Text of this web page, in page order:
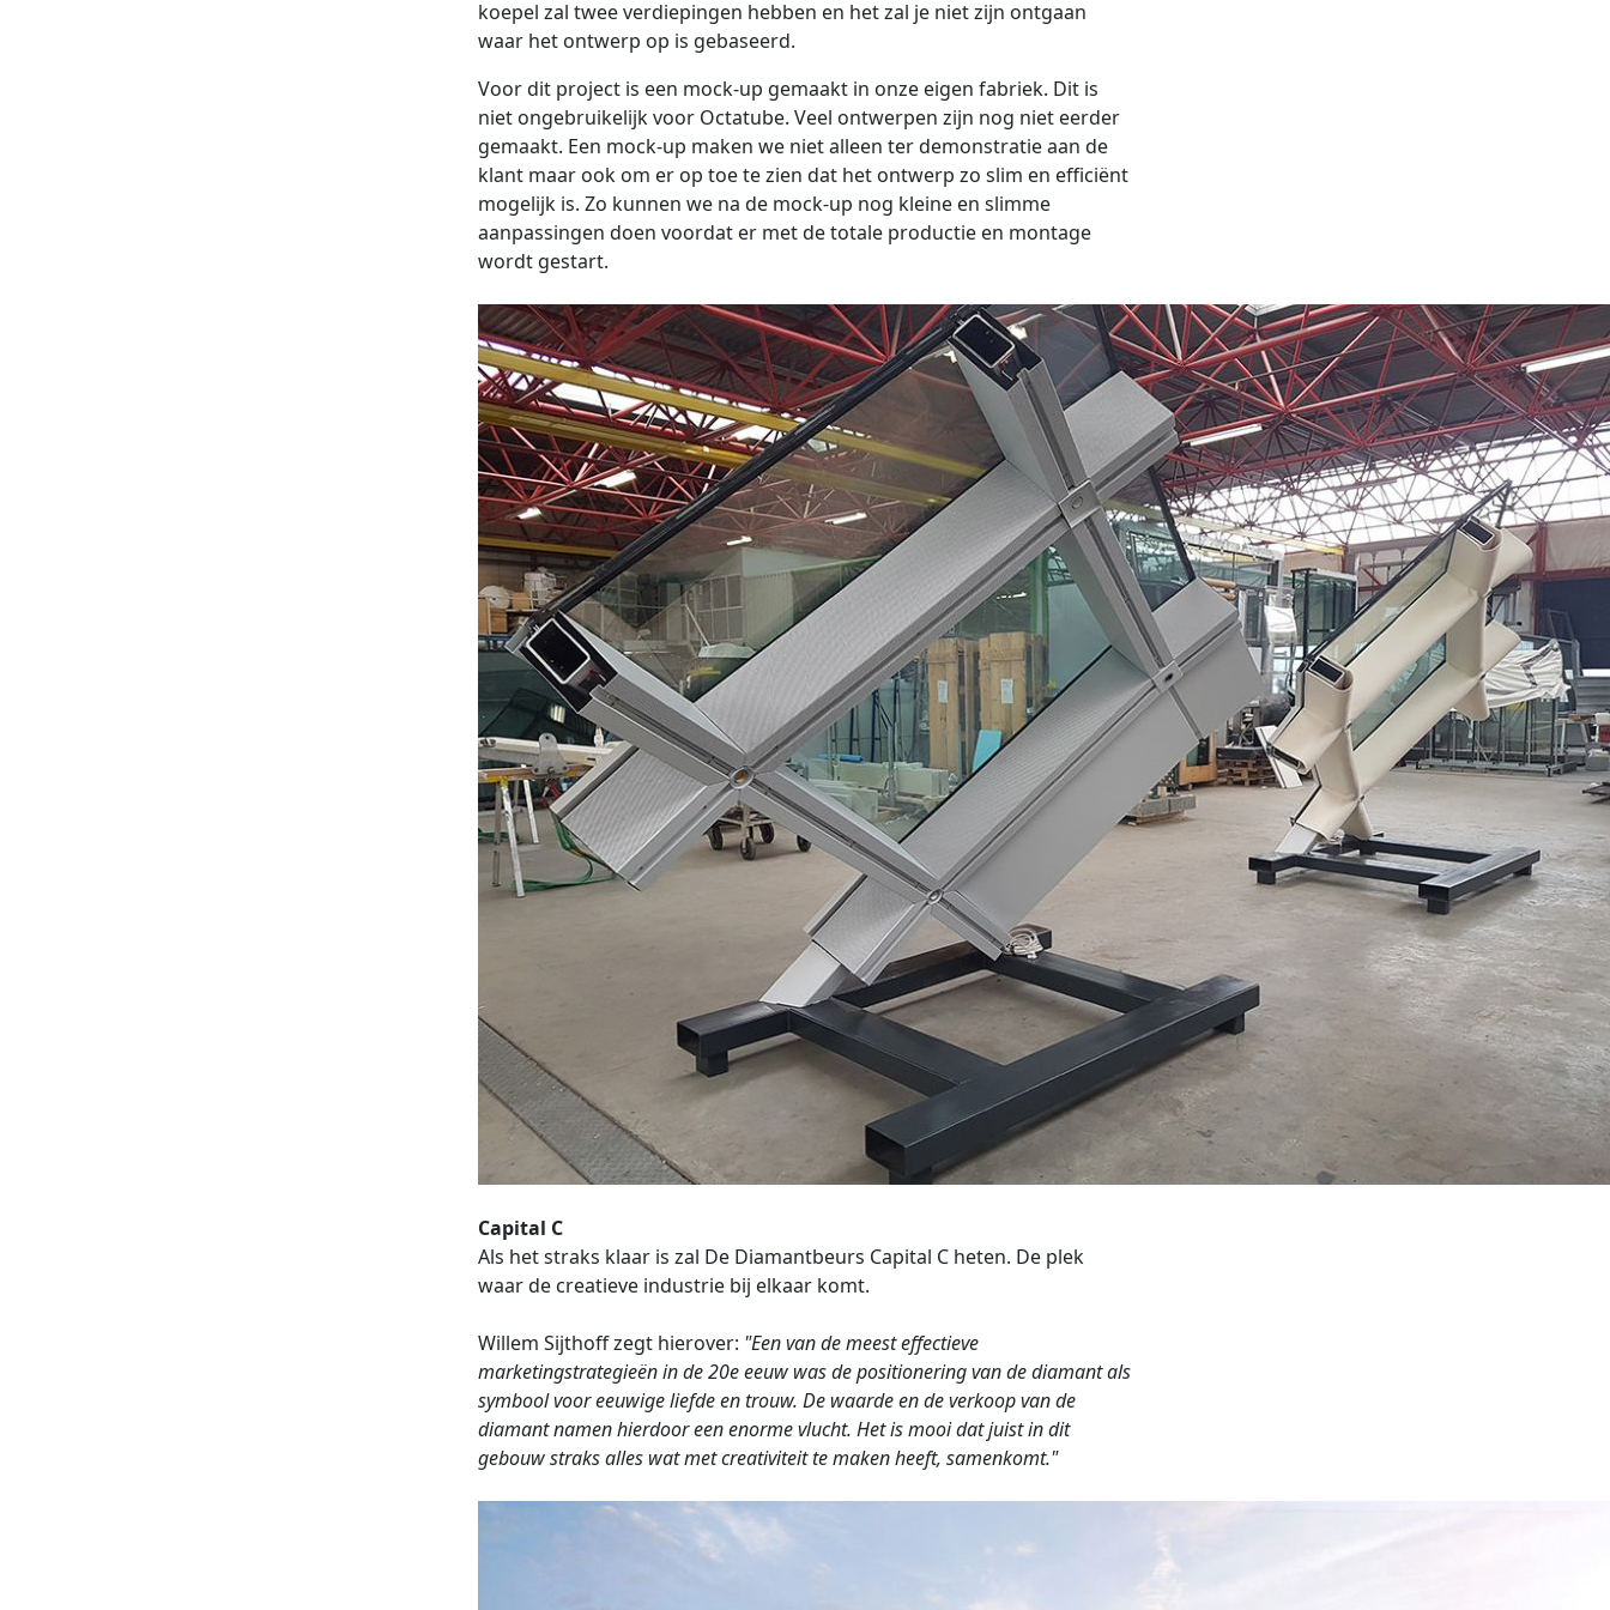
koepel zal twee verdiepingen hebben en het zal je niet zijn ontgaan
waar het ontwerp op is gebaseerd.
Voor dit project is een mock-up gemaakt in onze eigen fabriek. Dit is
niet ongebruikelijk voor Octatube. Veel ontwerpen zijn nog niet eerder
gemaakt. Een mock-up maken we niet alleen ter demonstratie aan de
klant maar ook om er op toe te zien dat het ontwerp zo slim en efficiënt
mogelijk is. Zo kunnen we na de mock-up nog kleine en slimme
aanpassingen doen voordat er met de totale productie en montage
wordt gestart.
Capital C
Als het straks klaar is zal De Diamantbeurs Capital C heten. De plek
waar de creatieve industrie bij elkaar komt.
Willem Sijthoff zegt hierover: "Een van de meest effectieve
marketingstrategieën in de 20e eeuw was de positionering van de diamant als
symbool voor eeuwige liefde en trouw. De waarde en de verkoop van de
diamant namen hierdoor een enorme vlucht. Het is mooi dat juist in dit
gebouw straks alles wat met creativiteit te maken heeft, samenkomt."